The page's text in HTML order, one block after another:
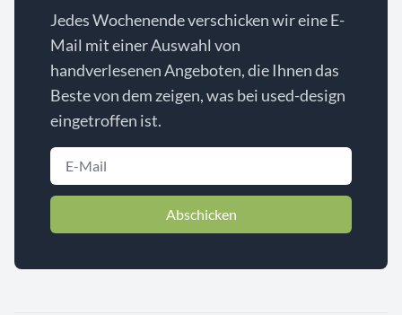
Jedes Wochenende verschicken wir eine E-
Mail mit einer Auswahl von
handverlesenen Angeboten, die Ihnen das
Beste von dem zeigen, was bei used-design
eingetroffen ist.
Abschicken